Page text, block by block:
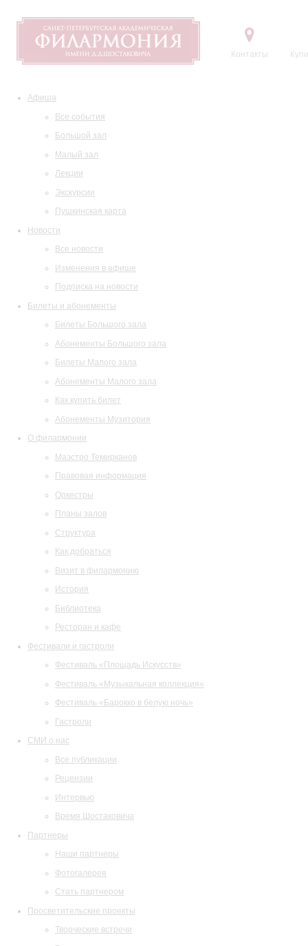
Контакты
Афиша
Все события
Большой зал
Малый зал
Лекции
Экскурсии
Пушкинская карта
Новости
Все новости
Изменения в афише
Подписка на новости
Билеты и абонементы
Билеты Большого зала
Абонементы Большого зала
Билеты Малого зала
Абонементы Малого зала
Как купить билет
Абонементы Музитория
О филармонии
Маэстро Темирканов
Правовая информация
Оркестры
Планы залов
Структура
Как добраться
Визит в филармонию
История
Библиотека
Ресторан и кафе
Фестивали и гастроли
Фестиваль «Площадь Искусств»
Фестиваль «Музыкальная коллекция»
Фестиваль «Барокко в белую ночь»
Гастроли
СМИ о нас
Все публикации
Рецензии
Интервью
Время Шостаковича
Партнеры
Наши партнеры
Фотогалерея
Стать партнером
Просветительские проекты
Творческие встречи